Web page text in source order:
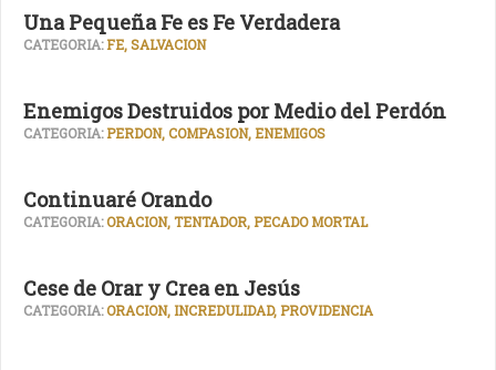
Una Pequeña Fe es Fe Verdadera
CATEGORIA:FE, SALVACION
Enemigos Destruidos por Medio del Perdón
CATEGORIA:PERDON, COMPASION, ENEMIGOS
Continuaré Orando
CATEGORIA:ORACION, TENTADOR, PECADO MORTAL
Cese de Orar y Crea en Jesús
CATEGORIA:ORACION, INCREDULIDAD, PROVIDENCIA